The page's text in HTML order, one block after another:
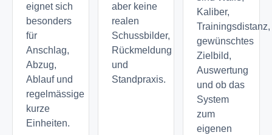
eignet sich
besonders
für
Anschlag,
Abzug,
Ablauf und
regelmässige
kurze
Einheiten.
aber keine
realen
Schussbilder,
Rückmeldung
und
Standpraxis.
Kaliber,
Trainingsdistanz,
gewünschtes
Zielbild,
Auswertung
und ob das
System
zum
eigenen